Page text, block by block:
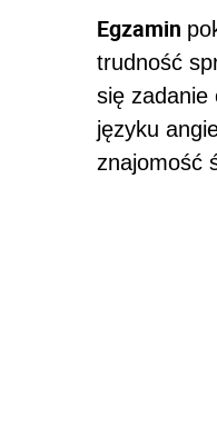
Egzamin
trudność
się zadanie
języku
znajomość